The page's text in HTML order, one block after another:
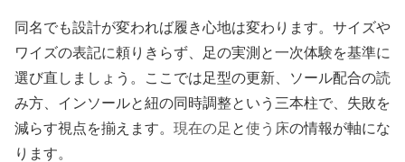
同名でも設計が変われば履き心地は変わります。サイズや
ワイズの表記に頼りきらず、足の実測と一次体験を基準に
選び直しましょう。ここでは足型の更新、ソール配合の読
み方、インソールと紐の同時調整という三本柱で、失敗を
減らす視点を揃えます。 現在の足 と使う床の情報が軸にな
ります。